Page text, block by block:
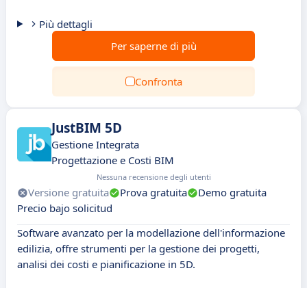
Più dettagli
Per saperne di più
Confronta
JustBIM 5D
Gestione Integrata
Progettazione e Costi BIM
Nessuna recensione degli utenti
Versione gratuita Prova gratuita
Demo gratuita
Precio bajo solicitud
Software avanzato per la modellazione dell'informazione
edilizia, offre strumenti per la gestione dei progetti,
analisi dei costi e pianificazione in 5D.